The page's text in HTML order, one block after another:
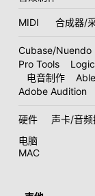
MIDI 合成器/
Cubase/Nuendo
Pro Tools
Logic
电音制作
Adobe Audition
硬件 声卡/音频
电脑
MAC